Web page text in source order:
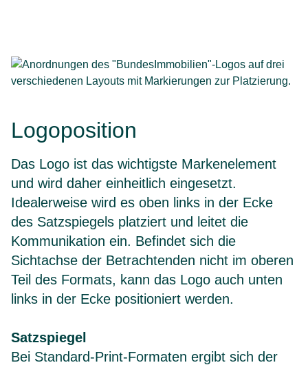
Logoposition
Das Logo ist das wichtigste Markenelement
und wird daher einheitlich eingesetzt.
Idealerweise wird es oben links in der Ecke
des Satzspiegels platziert und leitet die
Kommunikation ein. Befindet sich die
Sichtachse der Betrachtenden nicht im oberen
Teil des Formats, kann das Logo auch unten
links in der Ecke positioniert werden.
Satzspiegel
Bei Standard-Print-Formaten ergibt sich der